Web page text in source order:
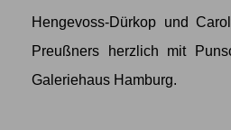
Hengevoss-Dürkop und
Preußners herzlich mit
Galeriehaus Hamburg.